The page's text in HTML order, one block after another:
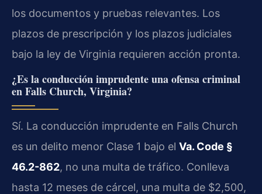
los documentos y pruebas relevantes. Los
plazos de prescripción y los plazos judiciales
bajo la ley de Virginia requieren acción pronta.
¿Es la conducción imprudente una ofensa criminal
en Falls Church, Virginia?
Sí. La conducción imprudente en Falls Church
es un delito menor Clase 1 bajo el Va. Code §
46.2-862, no una multa de tráfico. Conlleva
hasta 12 meses de cárcel, una multa de $2,500,